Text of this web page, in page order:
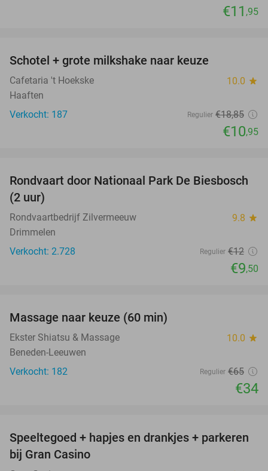
€11 ,95
Schotel + grote milkshake naar keuze
Cafetaria 't Hoekske 10.0 star
Haaften
Verkocht: 187
Regulier €18,85
€10,95
21%
Rondvaart door Nationaal Park De Biesbosch
(2 uur)
Rondvaartbedrijf Zilvermeeuw 9.8 star
Drimmelen
Verkocht: 2.728
Regulier €12
€9,50
Massage naar keuze (60 min)
Ekster Shiatsu & Massage 10.0 star
Beneden-Leeuwen
Verkocht: 182
Regulier €65
€34
50%
Speeltegoed + hapjes en drankjes + parkeren
bij Gran Casino